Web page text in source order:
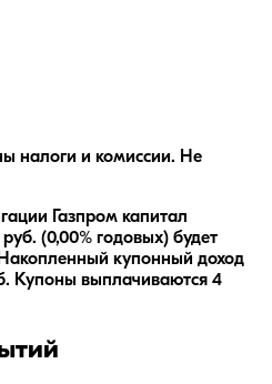
налоги и комиссии. Не
Газпром капитал
руб. (0,00% годовых) будет
Накопленный купонный доход
Купоны выплачиваются 4